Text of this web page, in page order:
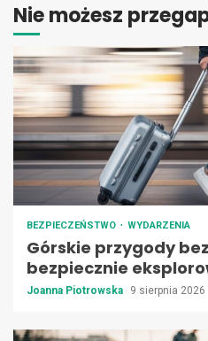
Nie możesz
BEZPIECZEŃSTWO WYDARZENIA
Górskie przygody
bezpiecznie
Joanna Piotrowska 9 sierpnia 2026